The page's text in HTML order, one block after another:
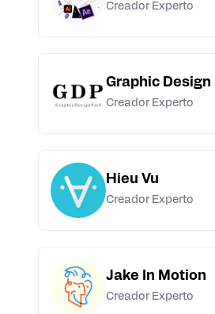
Creador Experto
Graphic Design
Creador Experto
Hieu Vu
Creador Experto
Jake In Motion
Creador Experto